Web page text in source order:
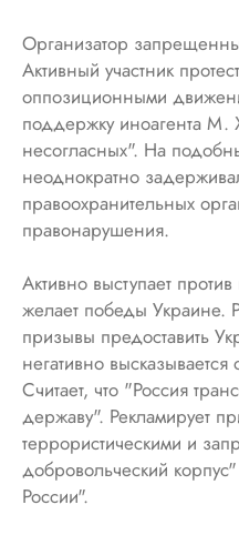
Организатор
Активный участник
оппозиционными
поддержку иноагента
несогласных". На
неоднократно
правоохранительных
правонарушения.
Активно выступает
желает победы Украине.
призывы предоставить
негативно
Считает, что "Россия
державу". Рекламирует
террористическими и
добровольческий
России".